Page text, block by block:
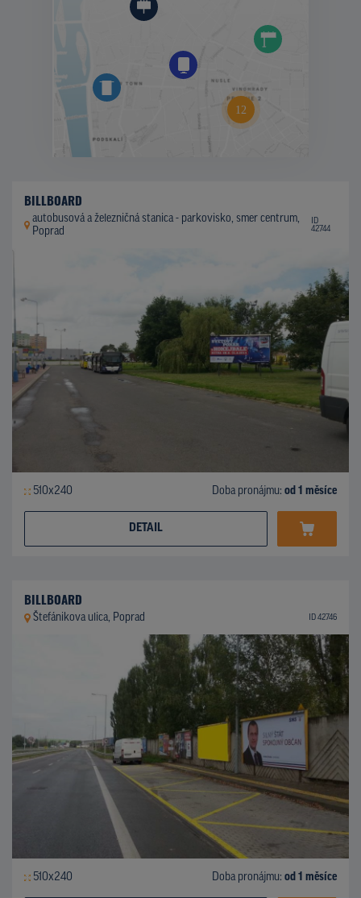
BILLBOARD
autobusová a železničná stanica - parkovisko, smer centrum,
Poprad
ID
42744
510x240 Doba pronájmu: od 1 měsíce
DETAIL
BILLBOARD
Štefánikova ulica, Poprad ID 42746
510x240 Doba pronájmu: od 1 měsíce